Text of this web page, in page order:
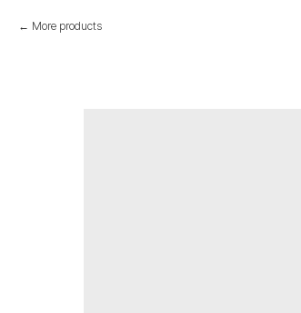
More products